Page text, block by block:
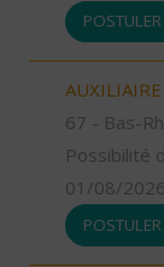
POSTULER
67 - Bas-
Possibilité
01/08/2026
POSTULER